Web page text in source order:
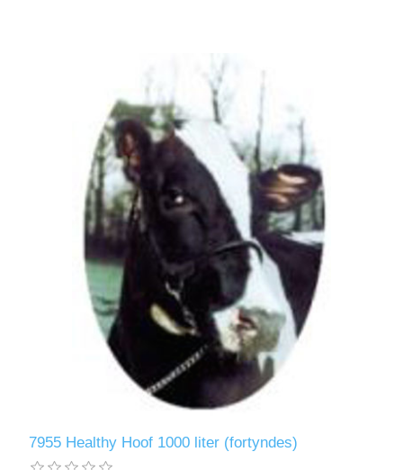
7955 Healthy Hoof 1000 liter (fortyndes)